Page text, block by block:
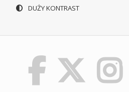
DUŻY KONTRAST